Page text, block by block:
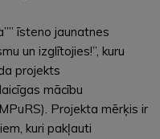
īsteno jaunatnes
un izglītojies!”, kuru
projekts
mācību
Projekta mērķis ir
kuri pakļauti